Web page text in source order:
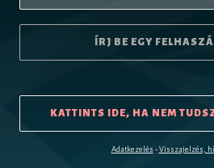
ÍRJ BE EGY
KATTINTS IDE, HA NEM
Adatkezelés - Visszajelzés,